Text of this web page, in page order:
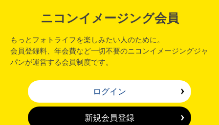
ニコンイメージング会員
もっとフォトライフを楽しみたい人のために。
会員登録料、年会費など一切不要のニコンイメージングジャ
パンが運営する会員制度です。
ログイン
新規会員登録